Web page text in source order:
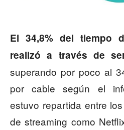
El 34,8% del tiempo
realizó a través de
superando por poco al
por cable según el
estuvo repartida entre
de streaming como